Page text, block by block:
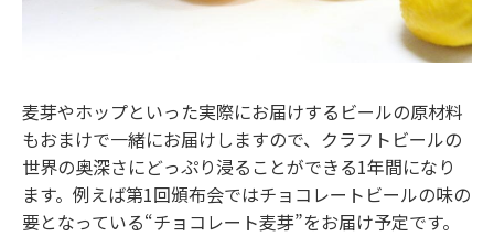
麦芽やホップといった実際にお届けするビールの原材料
もおまけで一緒にお届けしますので、クラフトビールの
世界の奥深さにどっぷり浸ることができる1年間になり
ます。例えば第1回頒布会ではチョコレートビールの味の
要となっている“チョコレート麦芽”をお届け予定です。